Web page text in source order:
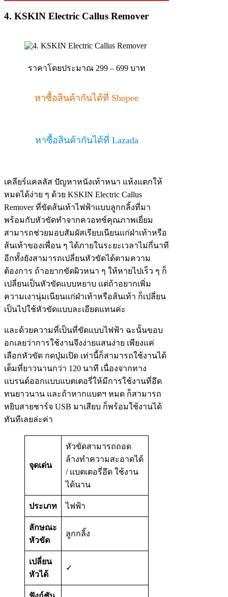
4. KSKIN Electric Callus Remover
ราคาโดยประมาณ 299 – 699 บาท
หาซื้อสินค้ากันได้ที่ Shopee
หาซื้อสินค้ากันได้ที่ Lazada
เคลียร์แคลลัส ปัญหาหนังเท้าหนา แห้งแตกให้
หมดได้ง่าย ๆ ด้วย KSKIN Electric Callus
Remover ที่ขัดส้นเท้าไฟฟ้าแบบลูกกลิ้งที่มา
พร้อมกับหัวขัดทำจากควอทซ์คุณภาพเยี่ยม
สามารถช่วยมอบสัมผัสเรียบเนียนแก่ฝ่าเท้าหรือ
ส้นเท้าของเพื่อน ๆ ได้ภายในระยะเวลาไม่กี่นาที
อีกทั้งยังสามารถเปลี่ยนหัวขัดได้ตามความ
ต้องการ ถ้าอยากขัดผิวหนา ๆ ให้หายไปเร็ว ๆ ก็
เปลี่ยนเป็นหัวขัดแบบหยาบ แต่ถ้าอยากเพิ่ม
ความเงานุ่มเนียนแก่ฝ่าเท้าหรือส้นเท้า ก็เปลี่ยน
เป็นไปใช้หัวขัดแบบละเอียดแทนค่ะ
และด้วยความที่เป็นที่ขัดแบบไฟฟ้า ฉะนั้นขอบ
อกเลยว่าการใช้งานจึงง่ายแสนง่าย เพียงแค่
เลือกหัวขัด กดปุ่มเปิด เท่านี้ก็สามารถใช้งานได้
เต็มที่ยาวนานกว่า 120 นาที เนื่องจากทาง
แบรนด์ออกแบบแบตเตอรี่ให้มีการใช้งานที่อึด
ทนยาวนาน และถ้าหากแบตฯ หมด ก็สามารถ
หยิบสายชาร์จ USB มาเสียบ ก็พร้อมใช้งานได้
ทันทีเลยล่ะค่า
จุดเด่น
หัวขัดสามารถถอด
ล้างทำความสะอาดได้
/ แบตเตอรี่อึด ใช้งาน
ได้นาน
ประเภท ไฟฟ้า
ลักษณะ
หัวขัด
ลูกกลิ้ง
เปลี่ยน
หัวได้
✓